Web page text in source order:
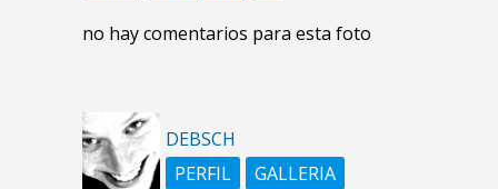
no hay comentarios para esta foto
DEBSCH
PERFIL
GALLERIA